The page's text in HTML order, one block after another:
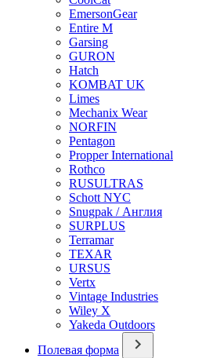
EmersonGear
Entire M
Garsing
GURON
Hatch
KOMBAT UK
Limes
Mechanix Wear
NORFIN
Pentagon
Propper International
Rothco
RUSULTRAS
Schott NYC
Snugpak / Англия
SURPLUS
Terramar
TEXAR
URSUS
Vertx
Vintage Industries
Wiley X
Yakeda Outdoors
Полевая форма